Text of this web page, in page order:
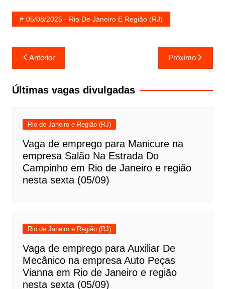
05/08/2025 - Rio De Janeiro E Região (RJ)
Navegação
de
Post
Anterior Próximo
Últimas vagas divulgadas
Rio de Janeiro e Região (RJ)
Vaga de emprego para Manicure na
empresa Salão Na Estrada Do
Campinho em Rio de Janeiro e região
nesta sexta (05/09)
Rio de Janeiro e Região (RJ)
Vaga de emprego para Auxiliar De
Mecânico na empresa Auto Peças
Vianna em Rio de Janeiro e região
nesta sexta (05/09)